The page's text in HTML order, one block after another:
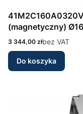
(magnetyczny)
amortyzacja przód/
Camozzi
Cena
3 344,00 złbez VAT
Do koszyka